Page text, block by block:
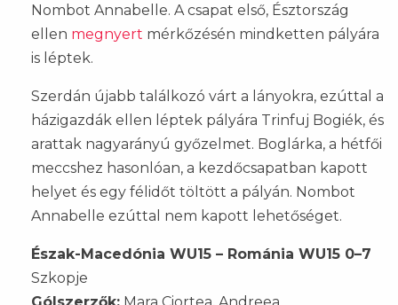
Nombot Annabelle. A csapat első, Észtország
ellen megnyert mérkőzésén mindketten pályára
is léptek.
Szerdán újabb találkozó várt a lányokra, ezúttal a
házigazdák ellen léptek pályára Trinfuj Bogiék, és
arattak nagyarányú győzelmet. Boglárka, a hétfői
meccshez hasonlóan, a kezdőcsapatban kapott
helyet és egy félidőt töltött a pályán. Nombot
Annabelle ezúttal nem kapott lehetőséget.
Észak-Macedónia WU15 – Románia WU15 0–7
Szkopje
Gólszerzők: Mara Ciortea, Andreea